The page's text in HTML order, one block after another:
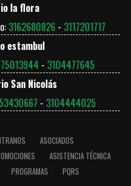
la flora
3162680826 - 3117201717
estambul
- 3104477645
San Nicolás
- 3104444025
ASOCIADOS
ASISTENCIA TÉCNICA
PROGRAMAS PQRS